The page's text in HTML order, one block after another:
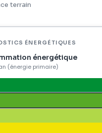
terrain
ÉNERGÉTIQUES
énergétique
(énergie primaire)